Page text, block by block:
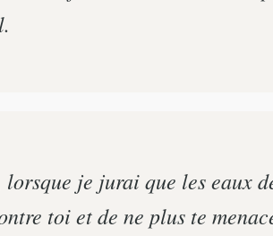
je jurai que les eaux
toi et de ne plus te